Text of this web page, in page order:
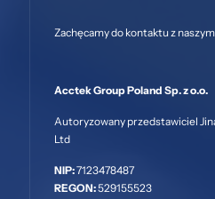
Zachęcamy do kontaktu z
Acctek Group Poland Sp. z o.o.
Autoryzowany przedstawiciel
Ltd
NIP:7123478487
REGON:529155523